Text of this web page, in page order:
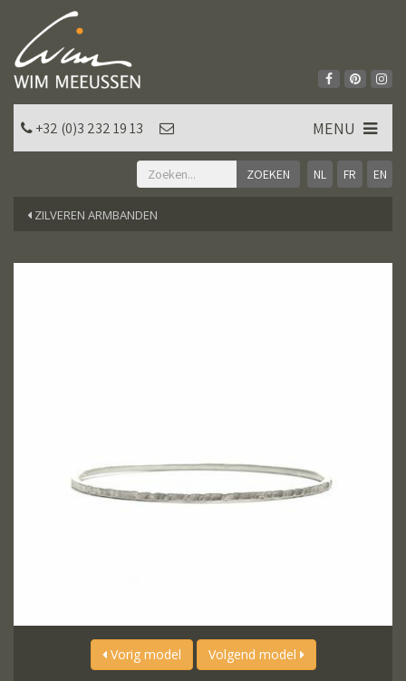
NL FR EN
+32 (0)3 232 19 13 MENU
ZILVEREN ARMBANDEN
Vorig model Volgend model